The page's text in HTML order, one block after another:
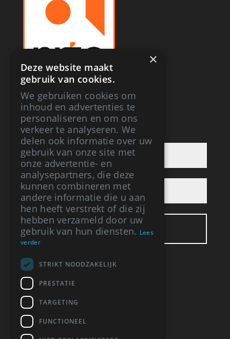
AANMELDEN NIEUWBRIEF
BUREAU VRIS
Respelhoek 3
7274 EL Geesteren (GLD)
06-12394064
info@bureauvris.nl
BTW: NL 0015 859 44 B30
×
Deze website maakt
gebruik van cookies.
We gebruiken cookies om
inhoud en advertenties te
personaliseren en om ons
verkeer te analyseren. We
delen ook informatie over uw
gebruik van onze site met
onze advertentie- en
analysepartners, die deze
kunnen combineren met
andere informatie die u aan
hen heeft verstrekt of die zij
hebben verzameld door uw
gebruik van hun diensten. Lees
verder
STRIKT NOODZAKELIJK
PRESTATIE
TARGETING
FUNCTIONEEL